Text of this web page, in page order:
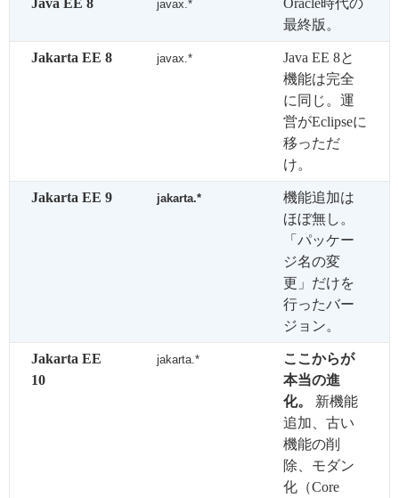
javax.*
最終版。
Jakarta EE 8 javax.*
Java EE 8と
機能は完全
に同じ。運
営がEclipseに
移っただ
け。
Jakarta EE 9 jakarta.*
機能追加は
ほぼ無し。
「パッケー
ジ名の変
更」だけを
行ったバー
ジョン。
Jakarta EE
10
jakarta.*
ここからが
本当の進
化。
新機能
追加、古い
機能の削
除、モダン
化（Core